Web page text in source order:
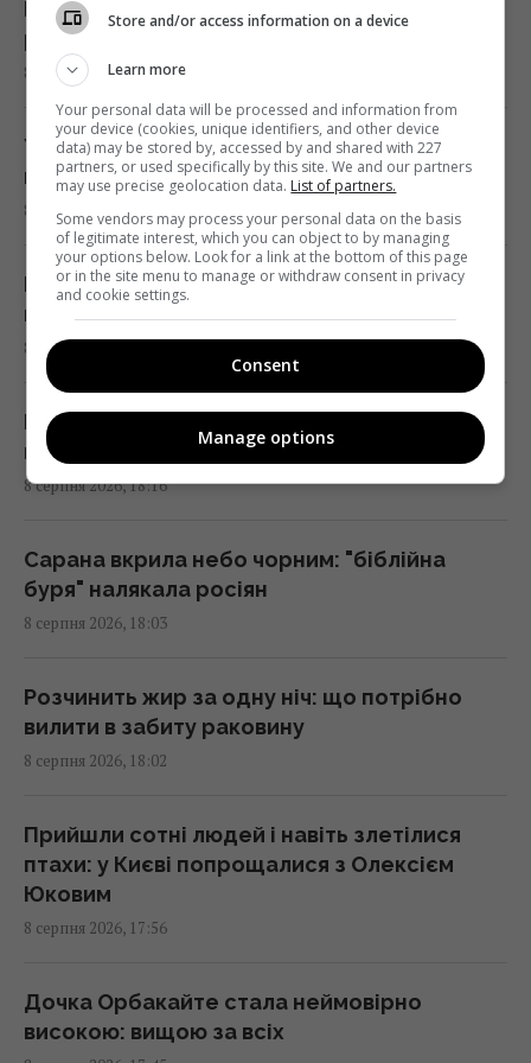
Норвезькі військові навчають ЗСУ "духу
вікінгів" для виживання на фронті, - BI
17:38 субота, 08 серпня 2026
Один трагічний випадок змусив чоловіка
схуднути на 25 кг за пів року, - The Mirror
17:26 субота, 08 серпня 2026
Вівці та віслюк врятували сонячну
електростанцію у США: їм доручили
особливе завдання
17:16 субота, 08 серпня 2026
Україна ніколи не випускатиме ракети до
17:13 субота, 08 серпня 2026
9 серпня: церковне свято сьогодні, про що
17:10 субота, 08 серпня 2026
Гороскоп на 9 серпня: Овнам –
17:00 субота, 08 серпня 2026
Смачний печений перець на зиму: секрет
маринаду для ідеальної заготівлі
До 2030 року в Україні стане на третину
Коваленко розповів, скільки балістичних
ракет є у Путіна
8 серпня 2026, 19:10
Українцям рекоментують заливати у
пральну машину оцет: який буде ефект
8 серпня 2026, 18:47
Меган Маркл звинуватили у поширенні
пліток про короля Чарльза
8 серпня 2026, 18:22
Не Путін: Лукашенко назвав несподівану
причину війни РФ проти України, що відомо
8 серпня 2026, 18:16
Сарана вкрила небо чорним: "біблійна
буря" налякала росіян
8 серпня 2026, 18:03
Розчинить жир за одну ніч: що потрібно
вилити в забиту раковину
8 серпня 2026, 18:02
Прийшли сотні людей і навіть злетілися
птахи: у Києві попрощалися з Олексієм
Юковим
8 серпня 2026, 17:56
Дочка Орбакайте стала неймовірно
високою: вищою за всіх
Store and/or access information on a device
Learn more
Your personal data will be processed and information from
your device (cookies, unique identifiers, and other device
data) may be stored by, accessed by and shared with 227
partners, or used specifically by this site. We and our partners
may use precise geolocation data. List of partners.
Some vendors may process your personal data on the basis
of legitimate interest, which you can object to by managing
your options below. Look for a link at the bottom of this page
or in the site menu to manage or withdraw consent in privacy
and cookie settings.
Consent
Manage options